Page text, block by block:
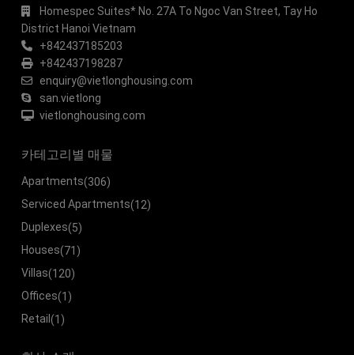
Homespec Suites* No. 27A To Ngoc Van Street, Tay Ho
District Hanoi Vietnam
+842437185203
+842437198287
enquiry@vietlonghousing.com
san.vietlong
vietlonghousing.com
카테고리별 매물
Apartments(306)
Serviced Apartments(12)
Duplexes(5)
Houses(71)
Villas(120)
Offices(1)
Retail (1)